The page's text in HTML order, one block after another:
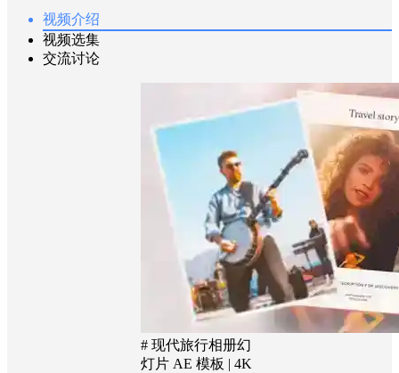
视频介绍
视频选集
交流讨论
# 现代旅行相册幻
灯片 AE 模板 | 4K